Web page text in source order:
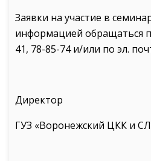
Заявки на участие в
информацией обращаться
41, 78-85-74 и/или по эл.
Директор
ГУЗ «Воронежский ЦКК и